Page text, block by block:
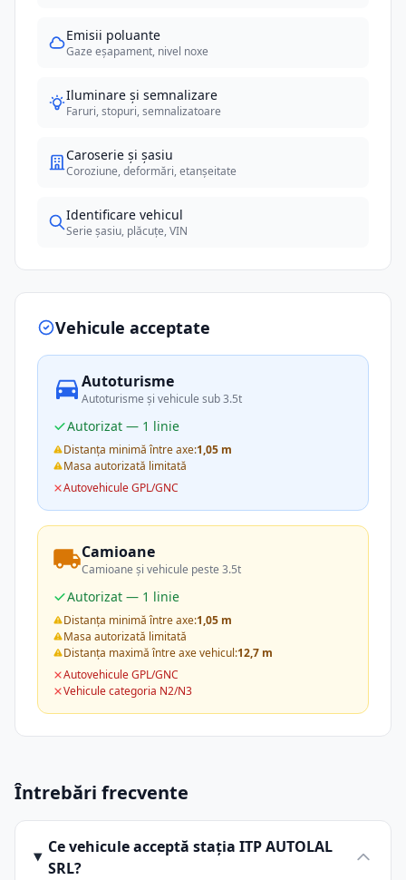
Emisii poluante
Gaze eșapament, nivel noxe
Iluminare și semnalizare
Faruri, stopuri, semnalizatoare
Caroserie și șasiu
Coroziune, deformări, etanșeitate
Identificare vehicul
Serie șasiu, plăcuțe, VIN
Vehicule acceptate
Autoturisme
Autoturisme și vehicule sub 3.5t
Autorizat — 1 linie
Distanța minimă între axe:1,05 m
Masa autorizată limitată
Autovehicule GPL/GNC
Camioane
Camioane și vehicule peste 3.5t
Autorizat — 1 linie
Distanța minimă între axe:1,05 m
Masa autorizată limitată
Distanța maximă între axe vehicul:12,7 m
Autovehicule GPL/GNC
Vehicule categoria N2/N3
Întrebări frecvente
Ce vehicule acceptă stația ITP AUTOLAL
SRL?